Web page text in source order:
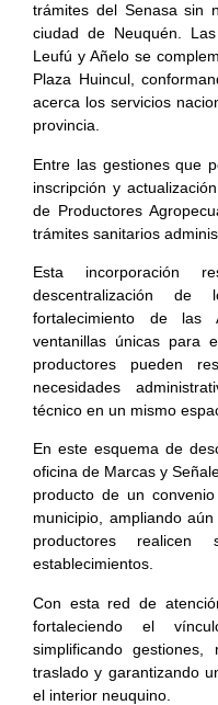
trámites del Senasa sin
ciudad de Neuquén.
Leufú y Añelo se
Plaza Huincul,
acerca los servicios
provincia.
Entre las gestiones que
inscripción y
de Productores
trámites sanitarios
Esta incorporación
descentralización
fortalecimiento de las
ventanillas únicas para
productores pueden
necesidades
técnico en un mismo
En este esquema de
oficina de Marcas y
producto de un
municipio, ampliando
productores
establecimientos.
Con esta red de
fortaleciendo el
simplificando
traslado y garantizando
el interior neuquino.